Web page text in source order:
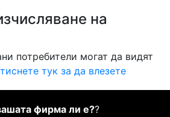
на
потребители могат да видят
тук за да влезете
фирма ли е??